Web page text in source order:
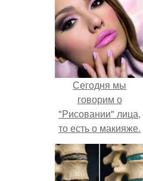
Сегодня мы
говорим о
"Рисовании" лица,
то есть о макияже.